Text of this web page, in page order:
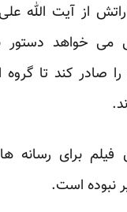
از آیت الله
می خواهد دستور
صادر کند تا گروه
برای رسانه
نبوده است.